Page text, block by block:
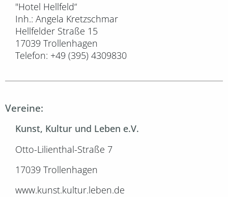
"Hotel Hellfeld“
Inh.: Angela Kretzschmar
Hellfelder Straße 15
17039 Trollenhagen
Telefon: +49 (395) 4309830
Vereine:
Kunst, Kultur und Leben e.V.
Otto-Lilienthal-Straße 7
17039 Trollenhagen
www.kunst.kultur.leben.de